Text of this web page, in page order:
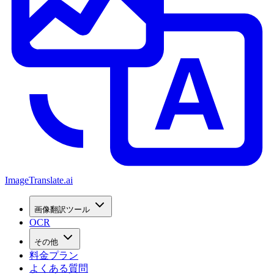
ImageTranslate.ai
画像翻訳ツール
OCR
その他
料金プラン
よくある質問